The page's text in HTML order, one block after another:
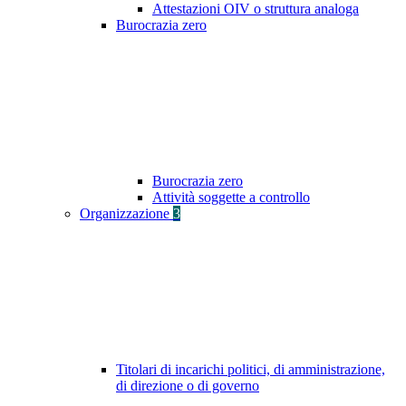
Attestazioni OIV o struttura analoga
Burocrazia zero
Burocrazia zero
Attività soggette a controllo
Organizzazione 3
Titolari di incarichi politici, di amministrazione,
di direzione o di governo